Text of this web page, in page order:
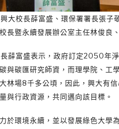
校長薛富盛、環保署署長張子敬
長暨永續發展辦公室主任林俊良
富盛表示，政府訂定2050年淨
與碳匯研究師資，而理學院、工
林場8千多公頃，因此，興大有
與行政資源，共同邁向該目標。
於環境永續，並以發展綠色大學